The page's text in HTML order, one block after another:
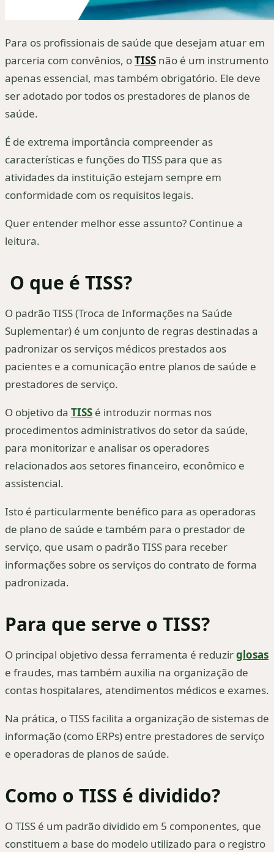
Para os profissionais de saúde que desejam atuar em
parceria com convênios, oTISS não é um instrumento
apenas essencial, mas também obrigatório. Ele deve
ser adotado por todos os prestadores de planos de
saúde.
É de extrema importância compreender as
características e funções do TISS para que as
atividades da instituição estejam sempre em
conformidade com os requisitos legais.
Quer entender melhor esse assunto? Continue a
leitura.
O que é TISS?
O padrão TISS (Troca de Informações na Saúde
Suplementar) é um conjunto de regras destinadas a
padronizar os serviços médicos prestados aos
pacientes e a comunicação entre planos de saúde e
prestadores de serviço.
O objetivo da TISS é introduzir normas nos
procedimentos administrativos do setor da saúde,
para monitorizar e analisar os operadores
relacionados aos setores financeiro, econômico e
assistencial.
Isto é particularmente benéfico para as operadoras
de plano de saúde e também para o prestador de
serviço, que usam o padrão TISS para receber
informações sobre os serviços do contrato de forma
padronizada.
Para que serve o TISS?
O principal objetivo dessa ferramenta é reduzirglosas
e fraudes, mas também auxilia na organização de
contas hospitalares, atendimentos médicos e exames.
Na prática, o TISS facilita a organização de sistemas de
informação (como ERPs) entre prestadores de serviço
e operadoras de planos de saúde.
Como o TISS é dividido?
O TISS é um padrão dividido em 5 componentes, que
constituem a base do modelo utilizado para o registro